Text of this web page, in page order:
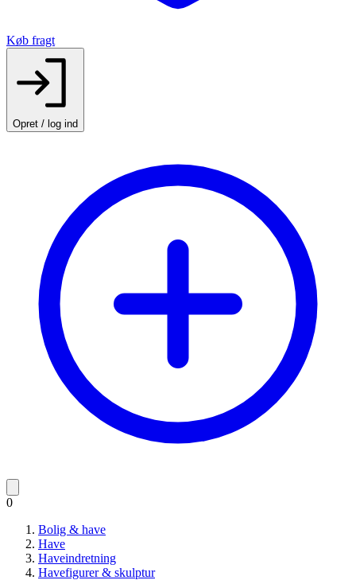
Køb fragt
Opret / log ind
0
Bolig & have
Have
Haveindretning
Havefigurer & skulptur